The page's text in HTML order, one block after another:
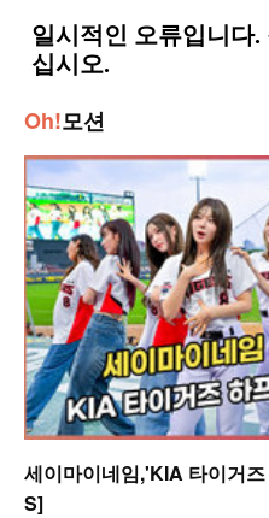
Oh!모션
세이마이네임,'KIA 타이거
S]